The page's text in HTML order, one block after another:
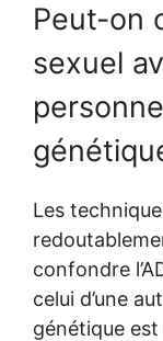
Peut-on
sexuel
Les
confondre
celui d’une
génétique